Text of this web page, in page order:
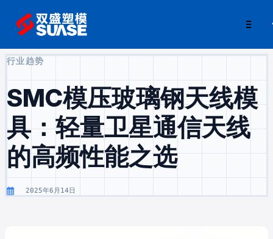
行业趋势
SMC模压玻璃钢天线模
具：轻量卫星通信天线
的高频性能之选
2025年6月14日